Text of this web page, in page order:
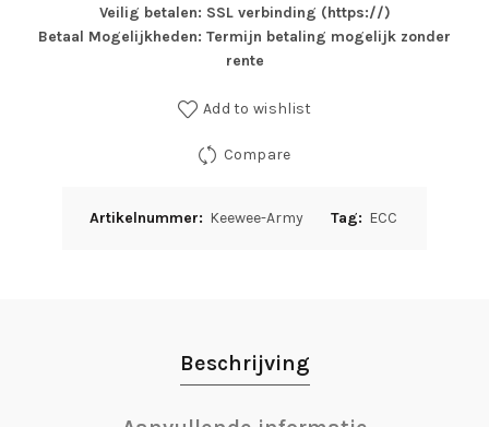
Veilig betalen: SSL verbinding (https://)
Betaal Mogelijkheden: Termijn betaling mogelijk zonder
rente
Add to wishlist
Compare
Artikelnummer: Keewee-Army Tag: ECC
Beschrijving